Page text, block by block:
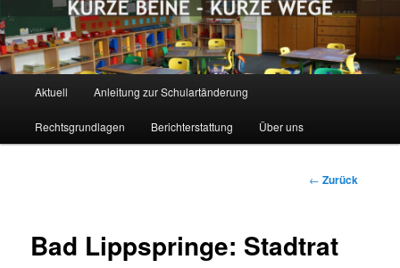
Aktuell Anleitung zur Schulartänderung
Rechtsgrundlagen Berichterstattung Über uns
← Zurück
Bad Lippspringe: Stadtrat